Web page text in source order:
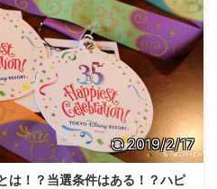
2019/2/17
は！？当選条件はある！？ハピ